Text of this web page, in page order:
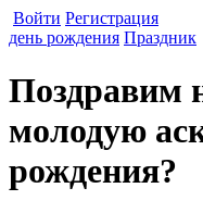
Войти Регистрация
день рождения Праздник
Поздравим
молодую
рождения?